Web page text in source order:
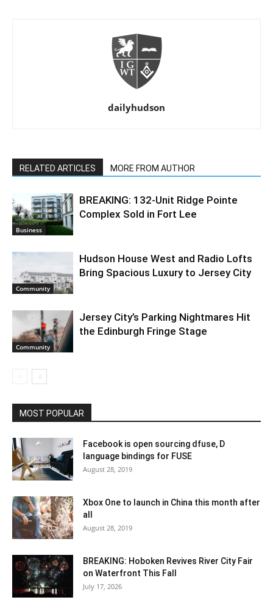
dailyhudson
RELATED ARTICLES MORE FROM AUTHOR
Business
BREAKING: 132-Unit Ridge Pointe
Complex Sold in Fort Lee
Community
Hudson House West and Radio Lofts
Bring Spacious Luxury to Jersey City
Community
Jersey City’s Parking Nightmares Hit
the Edinburgh Fringe Stage
MOST POPULAR
Facebook is open sourcing dfuse, D
language bindings for FUSE
August 28, 2019
Xbox One to launch in China this month after
all
August 28, 2019
BREAKING: Hoboken Revives River City Fair
on Waterfront This Fall
July 17, 2026